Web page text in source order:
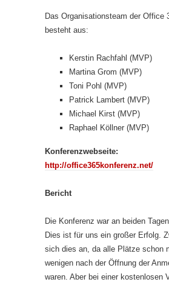
Das Organisationsteam der Office
besteht aus:
Kerstin Rachfahl (MVP)
Martina Grom (MVP)
Toni Pohl (MVP)
Patrick Lambert (MVP)
Michael Kirst (MVP)
Raphael Köllner (MVP)
Konferenzwebseite:
http://office365konferenz.net/
Bericht
Die Konferenz war an beiden
Dies ist für uns ein großer Erfolg.
sich dies an, da alle Plätze schon
wenigen nach der Öffnung der
waren. Aber bei einer kostenlosen